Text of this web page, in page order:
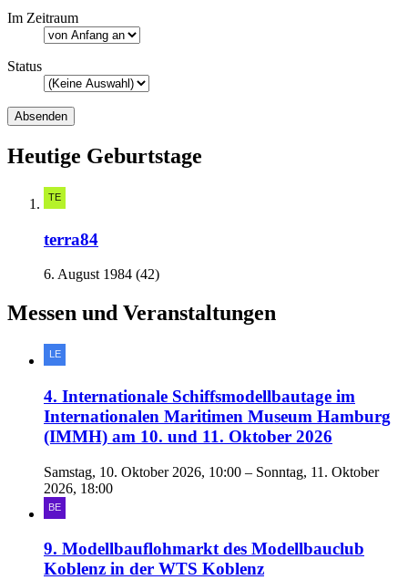
Im Zeitraum
Status
Heutige Geburtstage
terra84
6. August 1984 (42)
Messen und Veranstaltungen
4. Internationale Schiffsmodellbautage im
Internationalen Maritimen Museum Hamburg
(IMMH) am 10. und 11. Oktober 2026
Samstag, 10. Oktober 2026, 10:00 – Sonntag, 11. Oktober
2026, 18:00
9. Modellbauflohmarkt des Modellbauclub
Koblenz in der WTS Koblenz